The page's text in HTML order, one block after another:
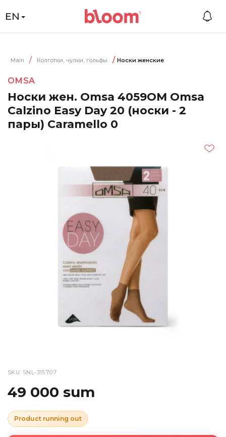
EN
Main Колготки, чулки, гольфы Носки женские
OMSA
Носки жен. Omsa 4059OM Omsa
Calzino Easy Day 20 (носки - 2
пары) Caramello 0
SKU: SNL-315707
49 000 sum
Product running out